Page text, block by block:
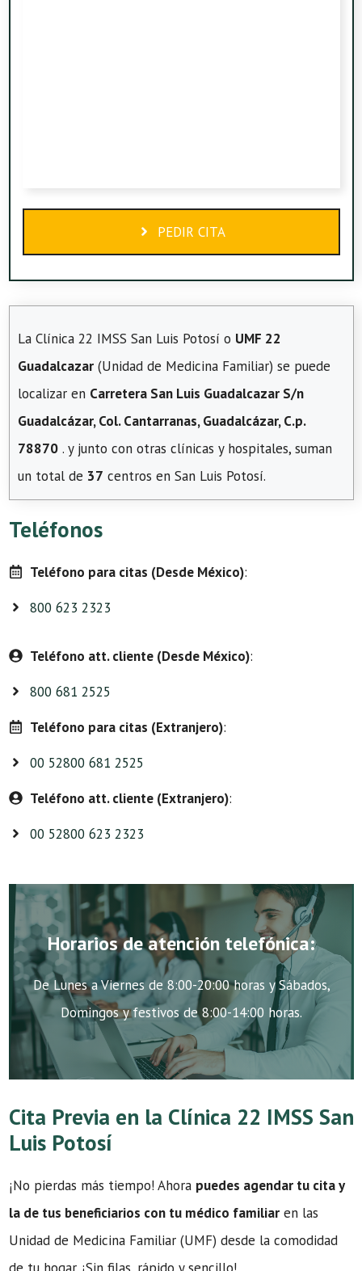
PEDIR CITA
La Clínica 22 IMSS San Luis Potosí o UMF 22
Guadalcazar (Unidad de Medicina Familiar) se puede
localizar en Carretera San Luis Guadalcazar S/n
Guadalcázar, Col. Cantarranas, Guadalcázar, C.p.
78870 . y junto con otras clínicas y hospitales, suman
un total de 37 centros en San Luis Potosí.
Teléfonos
Teléfono para citas (Desde México):
800 623 2323
Teléfono att. cliente (Desde México):
800 681 2525
Teléfono para citas (Extranjero):
00 52800 681 2525
Teléfono att. cliente (Extranjero):
00 52800 623 2323
Horarios de atención telefónica:
De Lunes a Viernes de 8:00-20:00 horas y Sábados,
Domingos y festivos de 8:00-14:00 horas.
Cita Previa en la Clínica 22 IMSS San
Luis Potosí
¡No pierdas más tiempo! Ahora puedes agendar tu cita y
la de tus beneficiarios con tu médico familiar en las
Unidad de Medicina Familiar (UMF) desde la comodidad
de tu hogar. ¡Sin filas, rápido y sencillo!